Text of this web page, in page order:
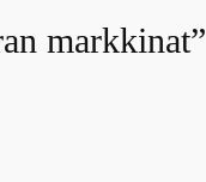
markkinat”